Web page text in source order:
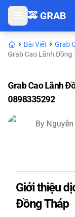
🚕 GRAB
Bài Viết
Grab
Grab Cao Lãnh Đồng
Grab Cao Lãnh
0898335292
By
Giới thiệu
Đồng Tháp